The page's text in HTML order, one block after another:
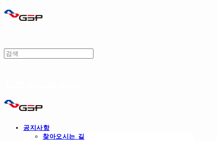
공지사항
찾아오시는 길